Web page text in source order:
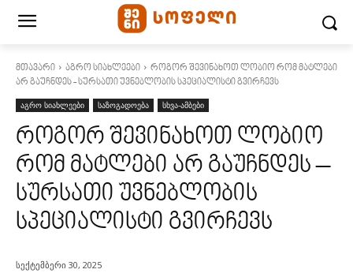
მთავარი აგრო სიახლეები
როგორ შევინახოთ ლობიო რომ მატლები
არ გაუჩნდეს - სურსათი უვნებლობის სპეციალისტი ‍გვირჩევს
აგრო სიახლეები საზოგადოება სხვა-ამბები
როგორ შევინახოთ ლობიო
რომ მატლები არ გაუჩნდეს –
სურსათი უვნებლობის
სპეციალისტი ‍გვირჩევს
სექტემბერი 30, 2025